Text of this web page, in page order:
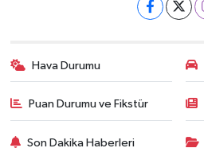
Hava Durumu
Puan Durumu ve Fikstür
Son Dakika Haberleri